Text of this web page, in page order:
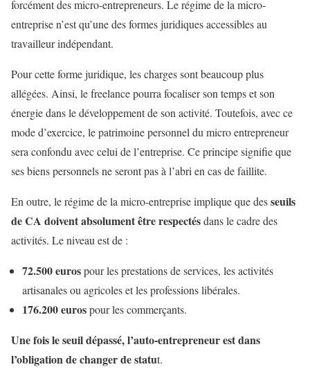
forcément des micro-entrepreneurs. Le régime de la micro-
entreprise n’est qu’une des formes juridiques accessibles au
travailleur indépendant.
Pour cette forme juridique, les charges sont beaucoup plus
allégées. Ainsi, le freelance pourra focaliser son temps et son
énergie dans le développement de son activité. Toutefois, avec ce
mode d’exercice, le patrimoine personnel du micro entrepreneur
sera confondu avec celui de l’entreprise. Ce principe signifie que
ses biens personnels ne seront pas à l’abri en cas de faillite.
En outre, le régime de la micro-entreprise implique que desseuils
de CA doivent absolument être respectésdans le cadre des
activités. Le niveau est de :
72.500 eurospour les prestations de services, les activités
artisanales ou agricoles et les professions libérales.
176.200 eurospour les commerçants.
Une fois le seuil dépassé, l’auto-entrepreneur est dans
l’obligation de changer de statut.